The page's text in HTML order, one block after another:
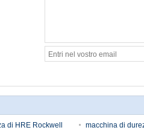
di HRE Rockwell macchina di